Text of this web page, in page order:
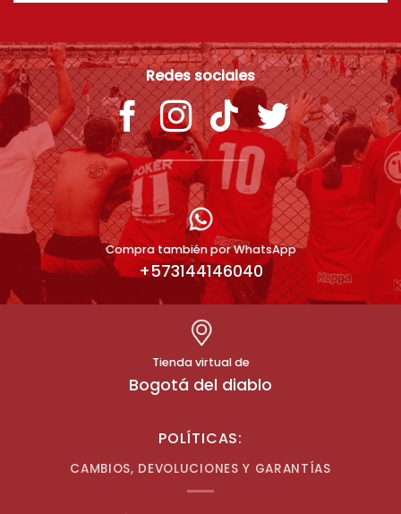
Redes sociales
Compra también por WhatsApp
+573144146040
Tienda virtual de
Bogotá del diablo
POLÍTICAS:
CAMBIOS, DEVOLUCIONES Y GARANTÍAS